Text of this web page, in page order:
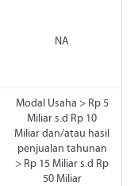
NA
Modal Usaha > Rp 5
Miliar s.d Rp 10
Miliar dan/atau hasil
penjualan tahunan
> Rp 15 Miliar s.d Rp
50 Miliar